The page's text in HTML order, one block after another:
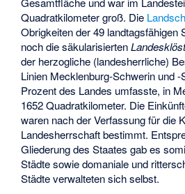
Quadratkilometer groß. Die
Obrigkeiten der 49 landtagsfähigen
noch die säkularisierten
der herzogliche (landesherrliche)
Linien Mecklenburg-Schwerin und
Prozent des Landes umfasste, in
1652 Quadratkilometer. Die
waren nach der Verfassung für die
Landesherrschaft bestimmt.
Gliederung des Staates gab es
Städte sowie domaniale und
Städte verwalteten sich selbst.